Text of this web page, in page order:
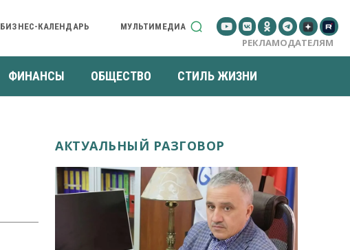
БИЗНЕС-КАЛЕНДАРЬ МУЛЬТИМЕДИА
РЕКЛАМОДАТЕЛЯМ
ФИНАНСЫ ОБЩЕСТВО СТИЛЬ ЖИЗНИ
АКТУАЛЬНЫЙ РАЗГОВОР